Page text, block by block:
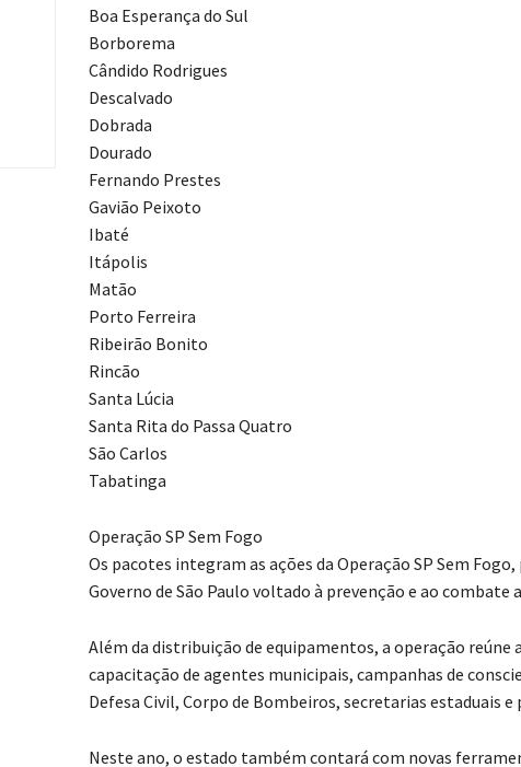
Boa Esperança do Sul
Borborema
Cândido Rodrigues
Descalvado
Dobrada
Dourado
Fernando Prestes
Gavião Peixoto
Ibaté
Itápolis
Matão
Porto Ferreira
Ribeirão Bonito
Rincão
Santa Lúcia
Santa Rita do Passa Quatro
São Carlos
Tabatinga
Operação SP Sem Fogo
Os pacotes integram as ações da Operação SP Sem
Governo de São Paulo voltado à prevenção e ao combate
Além da distribuição de equipamentos, a operação
capacitação de agentes municipais, campanhas de
Defesa Civil, Corpo de Bombeiros, secretarias estaduais
Neste ano, o estado também contará com novas